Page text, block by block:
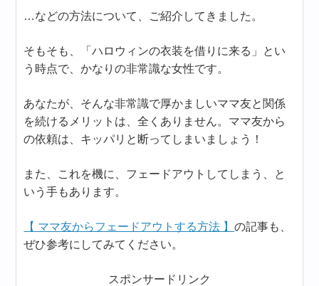
…などの方法について、ご紹介してきました。
そもそも、「ハロウィンの衣装を借りに来る」とい
う時点で、かなりの非常識な女性です。
あなたが、そんな非常識で厚かましいママ友と関係
を続けるメリットは、全くありません。ママ友から
の依頼は、キッパリと断ってしまいましょう！
また、これを機に、フェードアウトしてしまう、と
いう手もあります。
【 ママ友からフェードアウトする方法 】の記事も、
ぜひ参考にしてみてください。
スポンサードリンク